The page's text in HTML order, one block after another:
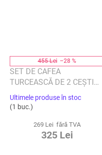
455 Lei –28 %
SET DE CAFEA
TURCEASCĂ DE 2 CEȘTI
CU FARFURIOARE, LÂNĂ
TURCOAZ - SELAMLIQUE
Ultimele produse în stoc
(1 buc.)
269 Lei fără TVA
325 Lei